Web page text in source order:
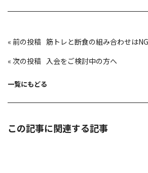
投
稿
ゲ
ョ
«
筋トレと断食の組み合わせは
«
入会をご検討中の方へ
一覧にもどる
この記事に関連する記事